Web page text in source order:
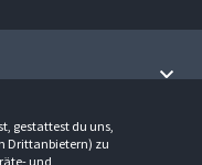
gestattest du uns,
Drittanbietern) zu
und